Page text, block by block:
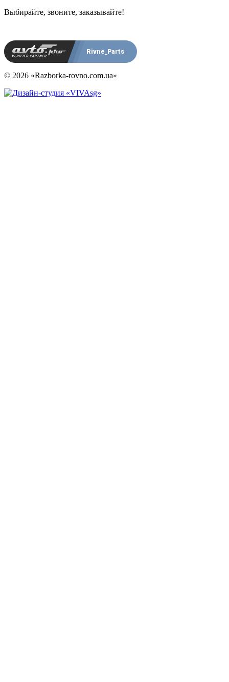
Выбирайте, звоните, заказывайте!
Rivne_Parts
© 2026 «Razborka-rovno.com.ua»